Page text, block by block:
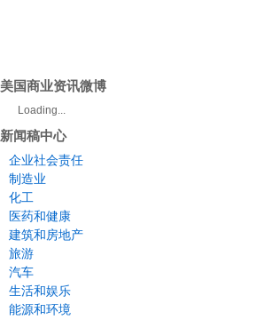
美国商业资讯微博
Loading...
新闻稿中心
企业社会责任
制造业
化工
医药和健康
建筑和房地产
旅游
汽车
生活和娱乐
能源和环境